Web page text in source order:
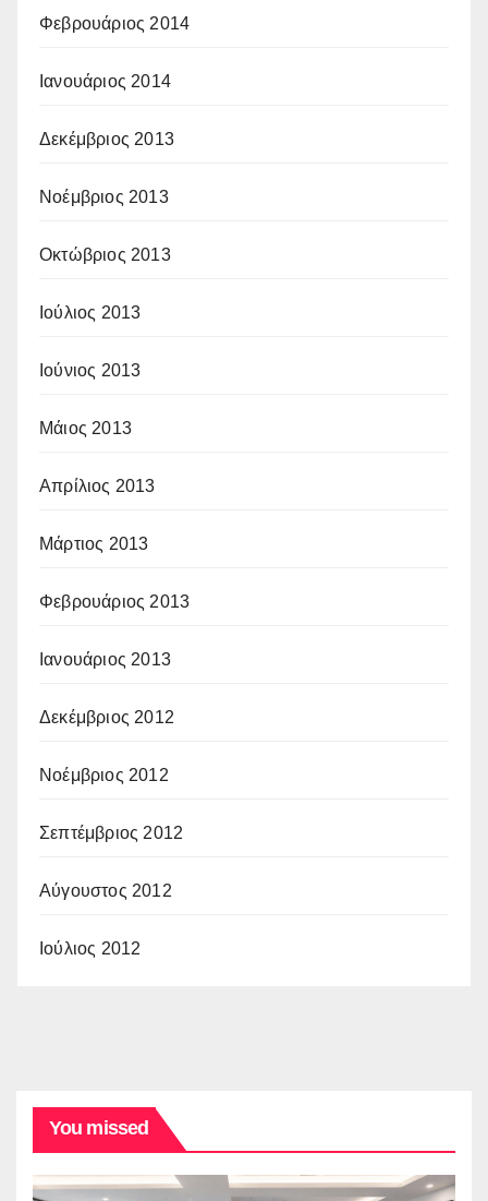
Φεβρουάριος 2014
Ιανουάριος 2014
Δεκέμβριος 2013
Νοέμβριος 2013
Οκτώβριος 2013
Ιούλιος 2013
Ιούνιος 2013
Μάιος 2013
Απρίλιος 2013
Μάρτιος 2013
Φεβρουάριος 2013
Ιανουάριος 2013
Δεκέμβριος 2012
Νοέμβριος 2012
Σεπτέμβριος 2012
Αύγουστος 2012
Ιούλιος 2012
You missed